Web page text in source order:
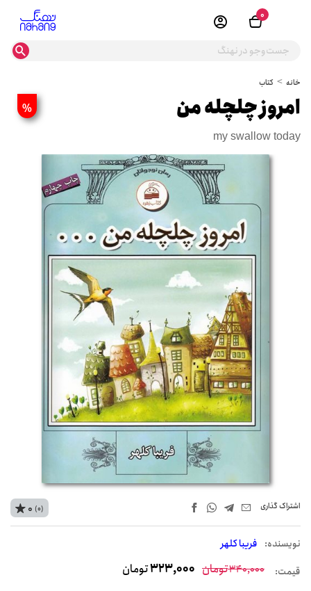
0
خانه کتاب
% امروز چلچله من
my swallow today
اشتراک‌ گذاری
نويسنده: فریبا کلهر
0 (0)
قیمت: 340,000تومان 323,000تومان